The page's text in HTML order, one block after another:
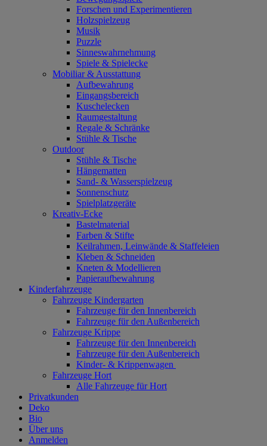
Forschen und Experimentieren
Holzspielzeug
Musik
Puzzle
Sinneswahrnehmung
Spiele & Spielecke
Mobiliar & Ausstattung
Aufbewahrung
Eingangsbereich
Kuschelecken
Raumgestaltung
Regale & Schränke
Stühle & Tische
Outdoor
Stühle & Tische
Hängematten
Sand- & Wasserspielzeug
Sonnenschutz
Spielplatzgeräte
Kreativ-Ecke
Bastelmaterial
Farben & Stifte
Keilrahmen, Leinwände & Staffeleien
Kleben & Schneiden
Kneten & Modellieren
Papieraufbewahrung
Kinderfahrzeuge
Fahrzeuge Kindergarten
Fahrzeuge für den Innenbereich
Fahrzeuge für den Außenbereich
Fahrzeuge Krippe
Fahrzeuge für den Innenbereich
Fahrzeuge für den Außenbereich
Kinder- & Krippenwagen
Fahrzeuge Hort
Alle Fahrzeuge für Hort
Privatkunden
Deko
Bio
Über uns
Anmelden